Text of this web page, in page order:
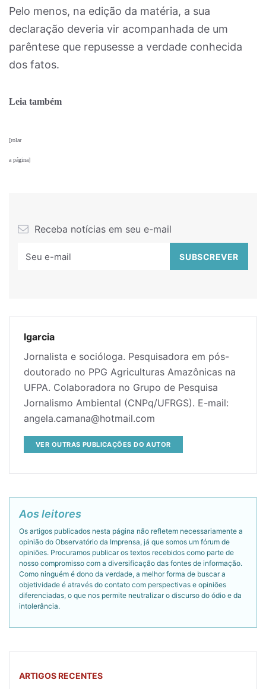
Pelo menos, na edição da matéria, a sua
declaração deveria vir acompanhada de um
parêntese que repusesse a verdade conhecida
dos fatos.
Leia também
[rolar
a página]
Receba notícias em seu e-mail
lgarcia
Jornalista e socióloga. Pesquisadora em pós-
doutorado no PPG Agriculturas Amazônicas na
UFPA. Colaboradora no Grupo de Pesquisa
Jornalismo Ambiental (CNPq/UFRGS). E-mail:
angela.camana@hotmail.com
VER OUTRAS PUBLICAÇÕES DO AUTOR
Aos leitores
Os artigos publicados nesta página não refletem necessariamente a
opinião do Observatório da Imprensa, já que somos um fórum de
opiniões. Procuramos publicar os textos recebidos como parte de
nosso compromisso com a diversificação das fontes de informação.
Como ninguém é dono da verdade, a melhor forma de buscar a
objetividade é através do contato com perspectivas e opiniões
diferenciadas, o que nos permite neutralizar o discurso do ódio e da
intolerância.
ARTIGOS RECENTES